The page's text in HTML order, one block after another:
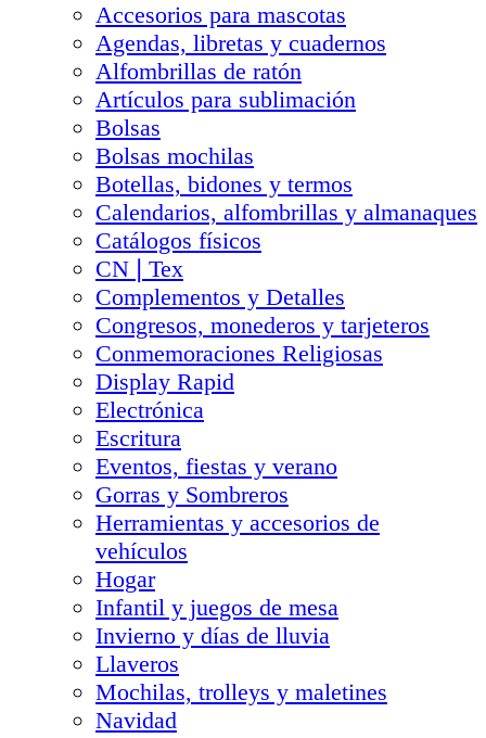
Accesorios para mascotas
Agendas, libretas y cuadernos
Alfombrillas de ratón
Artículos para sublimación
Bolsas
Bolsas mochilas
Botellas, bidones y termos
Calendarios, alfombrillas y almanaques
Catálogos físicos
CN❘Tex
Complementos y Detalles
Congresos, monederos y tarjeteros
Conmemoraciones Religiosas
Display Rapid
Electrónica
Escritura
Eventos, fiestas y verano
Gorras y Sombreros
Herramientas y accesorios de
vehículos
Hogar
Infantil y juegos de mesa
Invierno y días de lluvia
Llaveros
Mochilas, trolleys y maletines
Navidad